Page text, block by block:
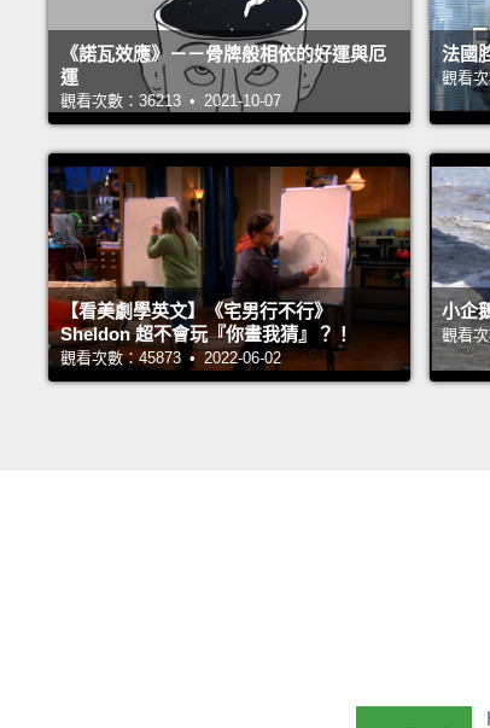
《諾瓦效應》－－骨牌般相依的好運與厄
運
觀看次數：36213 • 2021-10-07
法國
觀看
【看美劇學英文】《宅男行不行》
Sheldon 超不會玩『你畫我猜』？！
觀看次數：45873 • 2022-06-02
小企
觀看